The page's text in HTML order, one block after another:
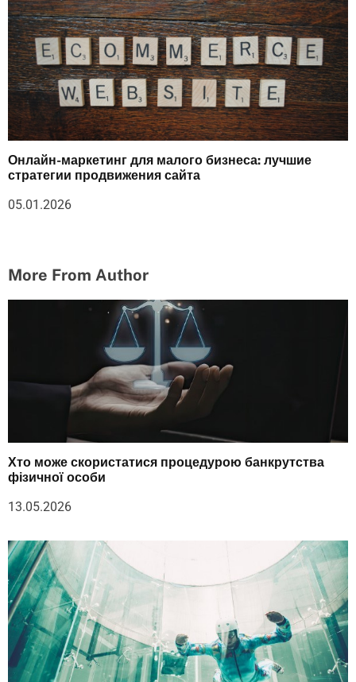
Онлайн-маркетинг для малого бизнеса: лучшие
стратегии продвижения сайта
05.01.2026
More From Author
Хто може скористатися процедурою банкрутства
фізичної особи
13.05.2026